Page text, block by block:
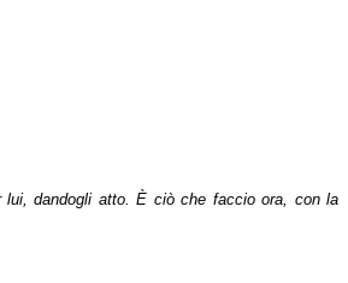
lui, dandogli atto. È ciò che faccio ora, con la